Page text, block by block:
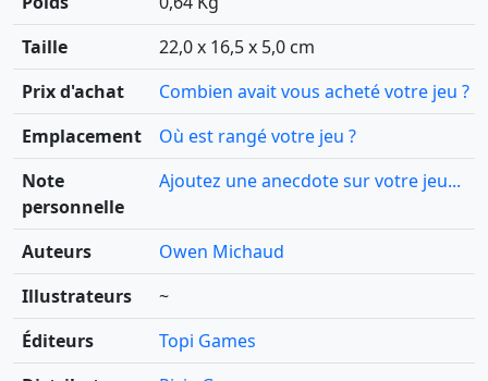
Taille
22,0 x 16,5 x 5,0 cm
Prix d'achat
Combien avait vous acheté votre jeu ?
Emplacement
Où est rangé votre jeu ?
Note
personnelle
Ajoutez une anecdote sur votre jeu...
Auteurs
Owen Michaud
Illustrateurs
~
Éditeurs
Topi Games